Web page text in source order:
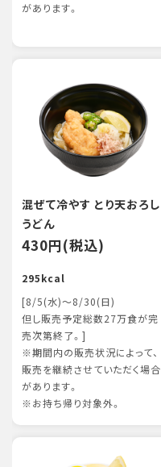
があります。
混ぜて冷やす とり天おろし
うどん
430円(税込)
295kcal
[8/5(水)～8/30(日)
但し販売予定総数27万食が完
売次第終了。]
※期間内の販売状況によって、
販売を継続させていただく場合
があります。
※お持ち帰り対象外。